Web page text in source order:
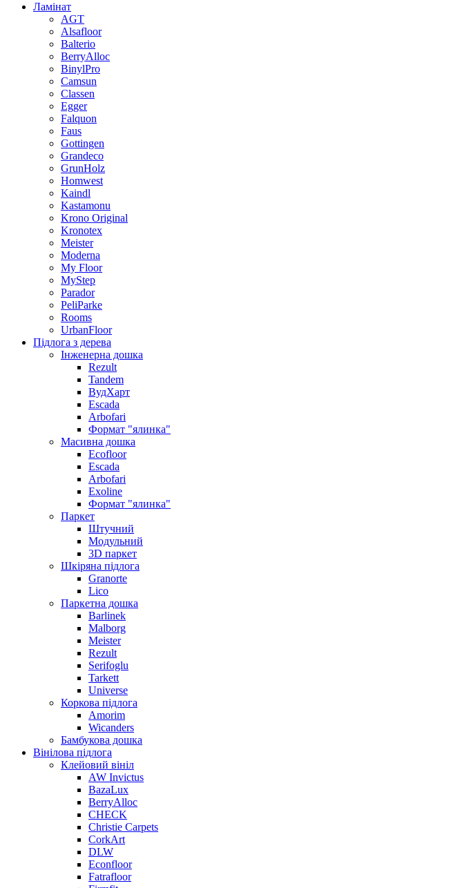
Ламінат
AGT
Alsafloor
Balterio
BerryAlloc
BinylPro
Camsun
Classen
Egger
Falquon
Faus
Gottingen
Grandeco
GrunHolz
Homwest
Kaindl
Kastamonu
Krono Original
Kronotex
Meister
Moderna
My Floor
MyStep
Parador
PeliParke
Rooms
UrbanFloor
Підлога з дерева
Інженерна дошка
Rezult
Tandem
ВудХарт
Escada
Arbofari
Формат "ялинка"
Масивна дошка
Ecofloor
Escada
Arbofari
Exoline
Формат "ялинка"
Паркет
Штучний
Модульний
3D паркет
Шкіряна підлога
Granorte
Lico
Паркетна дошка
Barlinek
Malborg
Meister
Rezult
Serifoglu
Tarkett
Universe
Коркова підлога
Amorim
Wicanders
Бамбукова дошка
Вінілова підлога
Клейовий вініл
AW Invictus
BazaLux
BerryAlloc
CHECK
Christie Carpets
CorkArt
DLW
Econfloor
Fatrafloor